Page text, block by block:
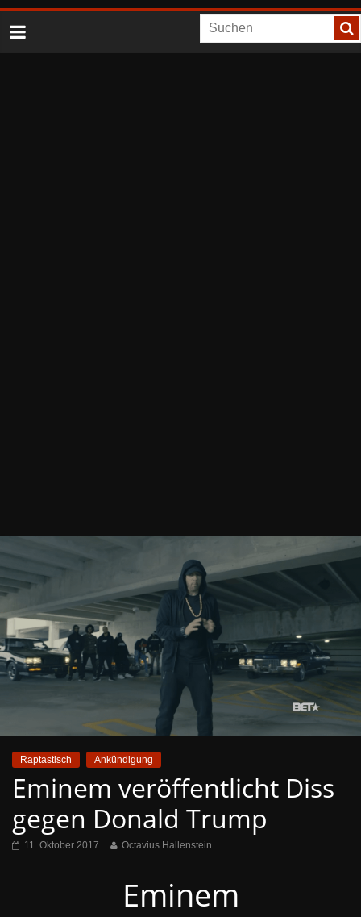
Raptastisch Ankündigung
Eminem veröffentlicht Diss
gegen Donald Trump
11. Oktober 2017 Octavius Hallenstein
Eminem